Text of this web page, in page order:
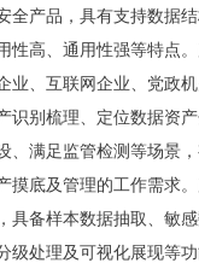
全产品，具有支持数据
性高、通用性强等特点
业、互联网企业、党政
识别梳理、定位数据资
、满足监管检测等场景
摸底及管理的工作需求
具备样本数据抽取、敏
级处理及可视化展现等